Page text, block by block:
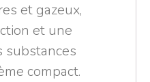
et gazeux,
et une
substances
compact.